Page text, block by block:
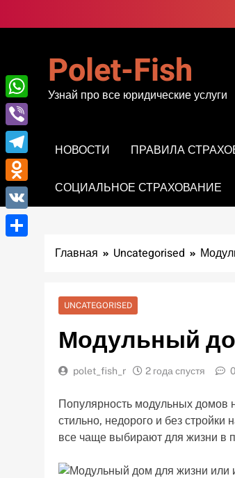
к
Polet-Fish
Узнай про все юридические услуги
НОВОСТИ ПРАВИЛА
СОЦИАЛЬНОЕ СТРАХОВАНИЕ
Главная Uncategorised
UNCATEGORISED
Модульный
polet_fish_r 2 года спустя 0
Популярность модульных домов
стильно, недорого и без стройки
все чаще выбирают для жизни в
WhatsApp
Viber
Telegram
Odnoklassniki
VK
Отправить